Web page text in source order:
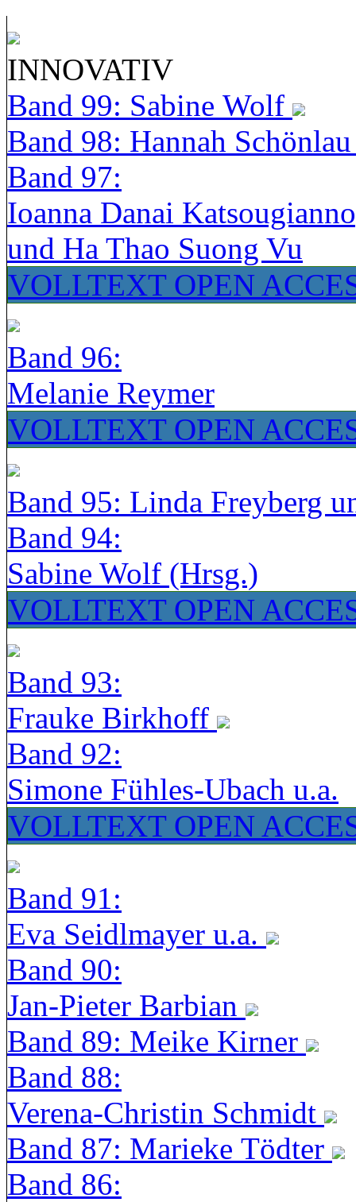
INNOVATIV
Band 99: Sabine Wolf
Band 98: Hannah
Band 97:
Ioanna Danai
und Ha Thao Suong Vu
VOLLTEXT OPEN
Band 96:
Melanie Reymer
VOLLTEXT OPEN
Band 95: Linda Freyberg
Band 94:
Sabine Wolf (Hrsg.)
VOLLTEXT OPEN
Band 93:
Frauke Birkhoff
Band 92:
Simone Fühles-Ubach u.a.
VOLLTEXT OPEN
Band 91:
Eva Seidlmayer u.a.
Band 90:
Jan-Pieter Barbian
Band 89: Meike Kirner
Band 88:
Verena-Christin Schmidt
Band 87: Marieke Tödter
Band 86: